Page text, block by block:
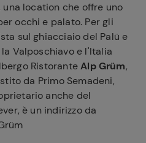
una location che offre uno
occhi e palato. Per gli
sul ghiacciaio del Palü e
Valposchiavo e l'Italia
RistoranteAlp Grüm,
da Primo Semadeni,
anche del
è un indirizzo da